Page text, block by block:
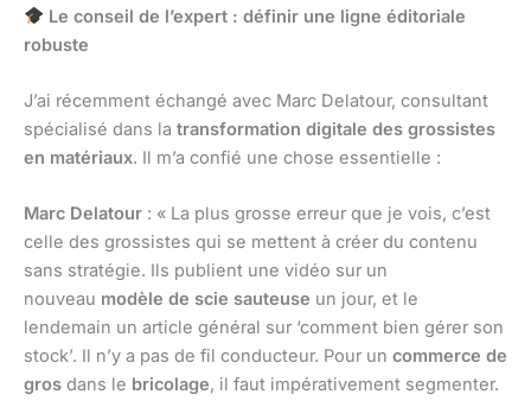
Le conseil de l’expert : définir une ligne éditoriale
robuste
J’ai récemment échangé avec Marc Delatour, consultant
spécialisé dans la transformation digitale des grossistes
en matériaux. Il m’a confié une chose essentielle :
Marc Delatour : « La plus grosse erreur que je vois, c’est
celle des grossistes qui se mettent à créer du contenu
sans stratégie. Ils publient une vidéo sur un
nouveau modèle de scie sauteuse un jour, et le
lendemain un article général sur ‘comment bien gérer son
stock’. Il n’y a pas de fil conducteur. Pour un commerce de
gros dans le bricolage, il faut impérativement segmenter.